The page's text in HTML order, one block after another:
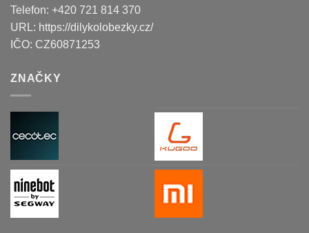
Telefon: +420 721 814 370
URL: https://dilykolobezky.cz/
IČO: CZ60871253
ZNAČKY